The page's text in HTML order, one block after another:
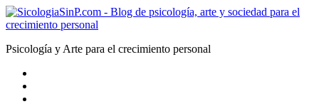
Psicología y Arte para el crecimiento personal